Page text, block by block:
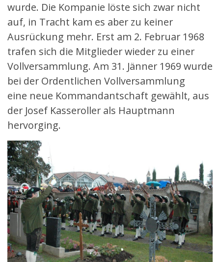
wurde. Die Kompanie löste sich zwar nicht
auf, in Tracht kam es aber zu keiner
Ausrückung mehr. Erst am 2. Februar 1968
trafen sich die Mitglieder wieder zu einer
Vollversammlung. Am 31. Jänner 1969 wurde
bei der Ordentlichen Vollversammlung
eine neue Kommandantschaft gewählt, aus
der Josef Kasseroller als Hauptmann
hervorging.